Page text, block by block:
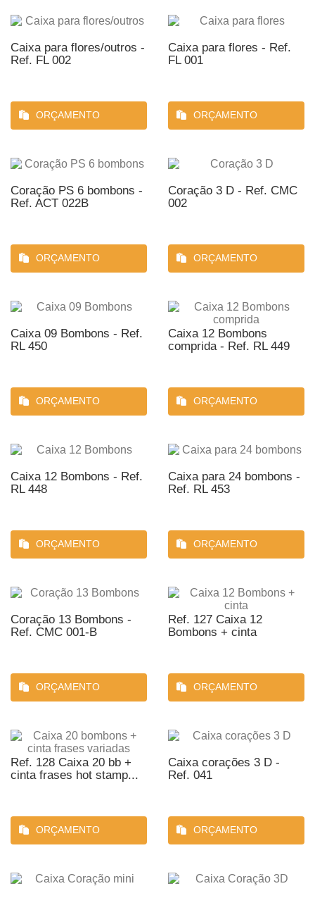
Caixa para flores/outros -
Ref. FL 002
ORÇAMENTO
Caixa para flores - Ref.
FL 001
ORÇAMENTO
Coração PS 6 bombons -
Ref. ACT 022B
ORÇAMENTO
Coração 3 D - Ref. CMC
002
ORÇAMENTO
Caixa 09 Bombons - Ref.
RL 450
ORÇAMENTO
Caixa 12 Bombons
comprida - Ref. RL 449
ORÇAMENTO
Caixa 12 Bombons - Ref.
RL 448
ORÇAMENTO
Caixa para 24 bombons -
Ref. RL 453
ORÇAMENTO
Coração 13 Bombons -
Ref. CMC 001-B
ORÇAMENTO
Ref. 127 Caixa 12
Bombons + cinta
ORÇAMENTO
Ref. 128 Caixa 20 bb +
cinta frases hot stamp...
ORÇAMENTO
Caixa corações 3 D -
Ref. 041
ORÇAMENTO